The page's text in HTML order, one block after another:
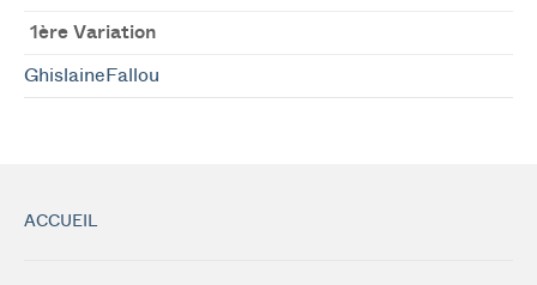
1ère Variation
GhislaineFallou
ACCUEIL